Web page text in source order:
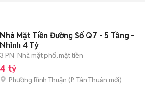
Nhà Mặt Tiền Đường Số Q7 - 5 Tầng -
Nhỉnh 4 Tỷ
3 PN Nhà mặt phố, mặt tiền
4 tỷ
Phường Bình Thuận (P. Tân Thuận mới)